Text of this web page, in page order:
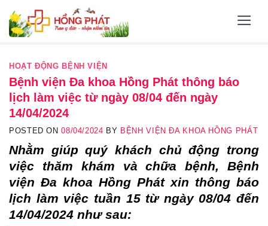
Skip
HOẠT ĐỘNG BỆNH VIỆN
Bệnh viện Đa khoa Hồng Phát thông báo
lịch làm việc từ ngày 08/04 đến ngày
14/04/2024
POSTED ON08/04/2024 BY BỆNH VIỆN ĐA KHOA HỒNG PHÁT
Nhằm giúp quý khách chủ động trong
việc thăm khám và chữa bệnh, Bệnh
viện Đa khoa Hồng Phát xin thông báo
lịch làm việc tuần 15 từ ngày 08/04 đến
14/04/2024 như sau: